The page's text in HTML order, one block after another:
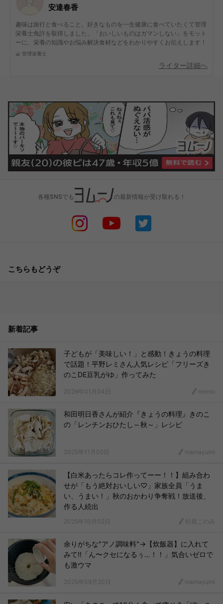
安達春香
趣味は旅行と食べること。好きなものを一生健康に食べていたくて管理
栄養士免許を取得しました。「おいしいものはガマンしない」をモット
ーに、栄養の知識やお悩み解決食材などをわかりやすくお伝えします！
管理栄養士
ライター詳細へ
各種SNSでも の最新情報が受け取れる！
こちらもどうぞ
新着記事
子どもが「美味しい！」と感動！きょうの料理
で話題！平野レミさん人気レシピ「フリーズき
のこDE豆乳がゆ」作ってみた
2026年01月04日 momo
和田明日香さんが紹介『きょうの料理』きのこ
の「レンチンおひたし～秋～」レシピ
2025年11月05日 mamayumi
【白米あったらコレ作ってーー！！】組み合わ
せが「もう絶対おいしい♡」家族全員「うま
い、うまい！」秋のおかわり争奪戦！放送後、
作る人続出
2025年10月02日 杉原このみ
余りがちな"アノ調味料"→【炊飯器】に入れて
みて!!「ん〜クセになるぅ…！！」気合いゼロで
も激ウマ
2025年09月20日 mamayumi